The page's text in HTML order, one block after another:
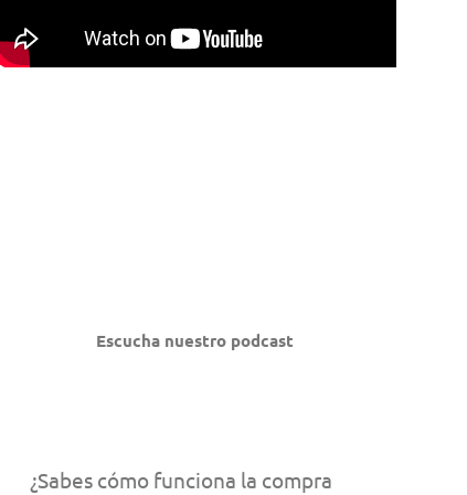
Escucha nuestro podcast
¿Sabes cómo funciona la compra